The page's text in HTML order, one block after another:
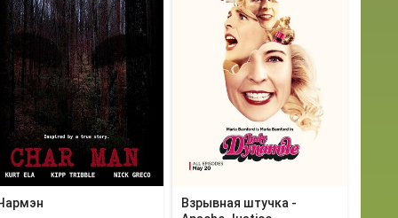
Взрывная штучка -